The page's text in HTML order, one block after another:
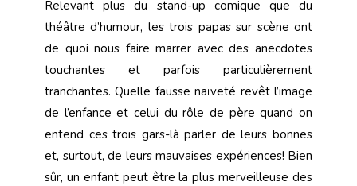
Relevant plus du stand-up comique que du
théâtre d’humour, les trois papas sur scène ont
de quoi nous faire marrer avec des anecdotes
touchantes et parfois particulièrement
tranchantes. Quelle fausse naïveté revêt l’image
de l’enfance et celui du rôle de père quand on
entend ces trois gars-là parler de leurs bonnes
et, surtout, de leurs mauvaises expériences! Bien
sûr, un enfant peut être la plus merveilleuse des